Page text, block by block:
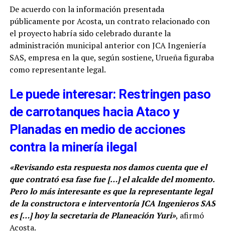
De acuerdo con la información presentada
públicamente por Acosta, un contrato relacionado con
el proyecto habría sido celebrado durante la
administración municipal anterior con JCA Ingeniería
SAS, empresa en la que, según sostiene, Urueña figuraba
como representante legal.
Le puede interesar: Restringen paso
de carrotanques hacia Ataco y
Planadas en medio de acciones
contra la minería ilegal
«Revisando esta respuesta nos damos cuenta que el
que contrató esa fase fue[…]el alcalde del momento.
Pero lo más interesante es que la representante legal
de la constructora e interventoría JCA Ingenieros SAS
es[…]hoy la secretaria de Planeación Yuri», afirmó
Acosta.